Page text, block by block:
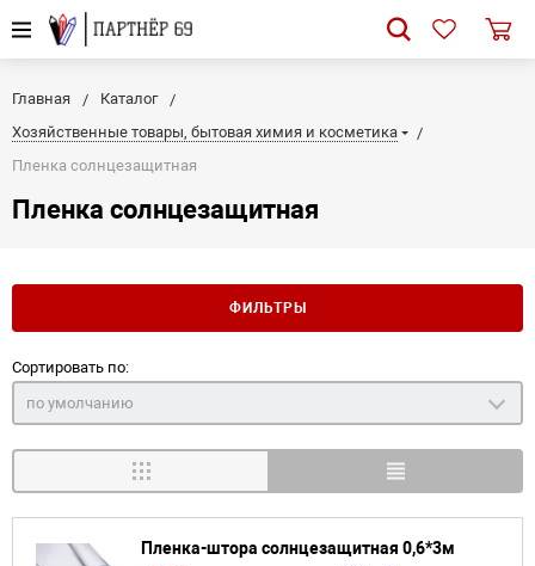
Главная
Каталог
Хозяйственные товары, бытовая химия и косметика
Пленка солнцезащитная
Пленка солнцезащитная
ФИЛЬТРЫ
Сортировать по:
по умолчанию
Пленка-штора солнцезащитная 0,6*3м